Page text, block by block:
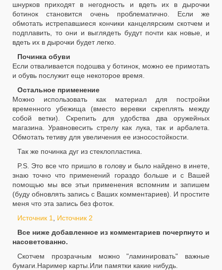
шнурков приходят в негодность и вдеть их в дырочки
ботинок становится очень проблематично. Если же
обмотать истрепавшиеся кончики канцелярским скотчем и
подплавить, то они и выглядеть будут почти как новые, и
вдеть их в дырочки будет легко.
Починка обуви
Если отваливается подошва у ботинок, можно ее примотать
и обувь послужит еще некоторое время.
Остальное применение
Можно использовать как материал для постройки
временного убежища (вместо веревки скреплять между
собой ветки). Скрепить для удобства два оружейных
магазина. Уравновесить стрелу как лука, так и арбалета.
Обмотать тетиву для увеличения ее износостойкости.
Так же починка дуг из стеклопластика.
P.S. Это все что пришло в голову и было найдено в инете,
знаю точно что применений гораздо больше и с Вашей
помощью мы все этьи применения вспомним и запишем
(буду обновлять запись с Ваших комментариев). И простите
меня что эта запись без фоток.
Источник 1
Источник 2
Все ниже добавленное из комментариев почерпнуто и
насоветованно.
Скотчем прозрачным можно "ламинировать" важные
бумаги.Наример карты.Или памятки какие нибудь.